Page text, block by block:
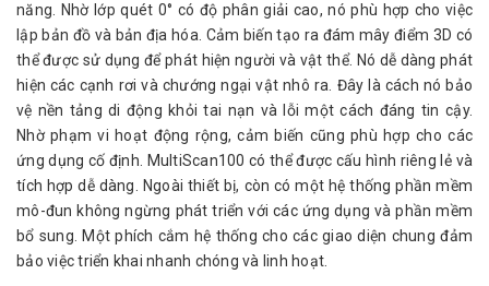
năng. Nhờ lớp quét 0° có độ phân giải cao, nó phù hợp cho việc
lập bản đồ và bản địa hóa. Cảm biến tạo ra đám mây điểm 3D có
thể được sử dụng để phát hiện người và vật thể. Nó dễ dàng phát
hiện các cạnh rơi và chướng ngại vật nhô ra. Đây là cách nó bảo
vệ nền tảng di động khỏi tai nạn và lỗi một cách đáng tin cậy.
Nhờ phạm vi hoạt động rộng, cảm biến cũng phù hợp cho các
ứng dụng cố định. MultiScan100 có thể được cấu hình riêng lẻ và
tích hợp dễ dàng. Ngoài thiết bị, còn có một hệ thống phần mềm
mô-đun không ngừng phát triển với các ứng dụng và phần mềm
bổ sung. Một phích cắm hệ thống cho các giao diện chung đảm
bảo việc triển khai nhanh chóng và linh hoạt.